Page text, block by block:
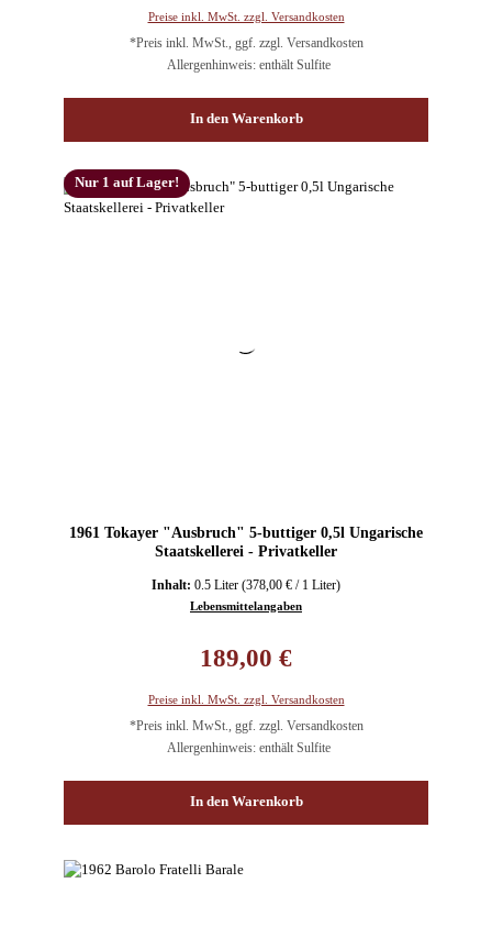
Preise inkl. MwSt. zzgl. Versandkosten
*Preis inkl. MwSt., ggf. zzgl. Versandkosten
Allergenhinweis: enthält Sulfite
In den Warenkorb
Nur 1 auf Lager!
1961 Tokayer "Ausbruch" 5-buttiger 0,5l Ungarische
Staatskellerei - Privatkeller
Inhalt: 0.5 Liter (378,00 € / 1 Liter)
Lebensmittelangaben
189,00 €
Preise inkl. MwSt. zzgl. Versandkosten
*Preis inkl. MwSt., ggf. zzgl. Versandkosten
Allergenhinweis: enthält Sulfite
In den Warenkorb